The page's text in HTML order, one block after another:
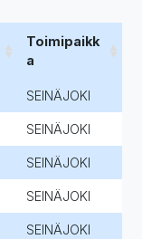
Toimipaikk
a
SEINÄJOKI
SEINÄJOKI
SEINÄJOKI
SEINÄJOKI
SEINÄJOKI